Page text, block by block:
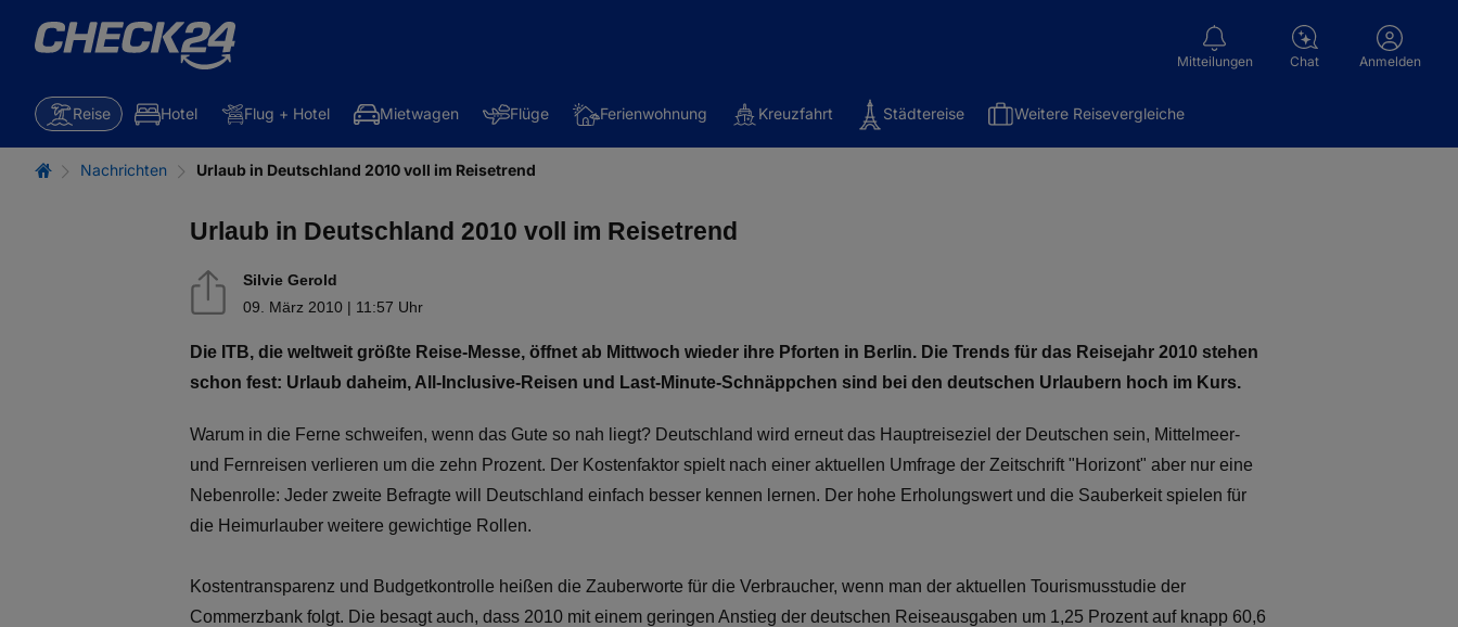
Mitteilungen Chat Anmelden
Reise Hotel Flug + Hotel Mietwagen Flüge Ferienwohnung Kreuzfahrt Städtereise Weitere Reisevergleiche
Nachrichten Urlaub in Deutschland 2010 voll im Reisetrend
Urlaub in Deutschland 2010 voll im Reisetrend
Silvie Gerold
09. März 2010 | 11:57 Uhr
Die ITB, die weltweit größte Reise-Messe, öffnet ab Mittwoch wieder ihre Pforten in Berlin. Die Trends für das Reisejahr 2010 stehen
schon fest: Urlaub daheim, All-Inclusive-Reisen und Last-Minute-Schnäppchen sind bei den deutschen Urlaubern hoch im Kurs.
Warum in die Ferne schweifen, wenn das Gute so nah liegt? Deutschland wird erneut das Hauptreiseziel der Deutschen sein, Mittelmeer-
und Fernreisen verlieren um die zehn Prozent. Der Kostenfaktor spielt nach einer aktuellen Umfrage der Zeitschrift "Horizont" aber nur eine
Nebenrolle: Jeder zweite Befragte will Deutschland einfach besser kennen lernen. Der hohe Erholungswert und die Sauberkeit spielen für
die Heimurlauber weitere gewichtige Rollen.
Kostentransparenz und Budgetkontrolle heißen die Zauberworte für die Verbraucher, wenn man der aktuellen Tourismusstudie der
Commerzbank folgt. Die besagt auch, dass 2010 mit einem geringen Anstieg der deutschen Reiseausgaben um 1,25 Prozent auf knapp 60,6